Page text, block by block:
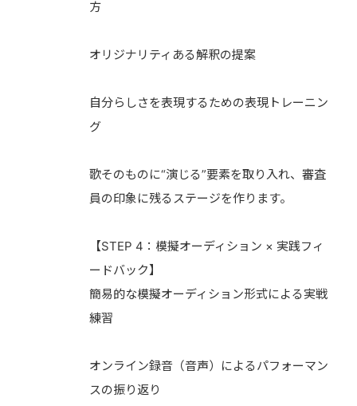
方
オリジナリティある解釈の提案
自分らしさを表現するための表現トレーニン
グ
歌そのものに“演じる”要素を取り入れ、審査
員の印象に残るステージを作ります。
【STEP 4：模擬オーディション × 実践フィ
ードバック】
簡易的な模擬オーディション形式による実戦
練習
オンライン録音（音声）によるパフォーマン
スの振り返り